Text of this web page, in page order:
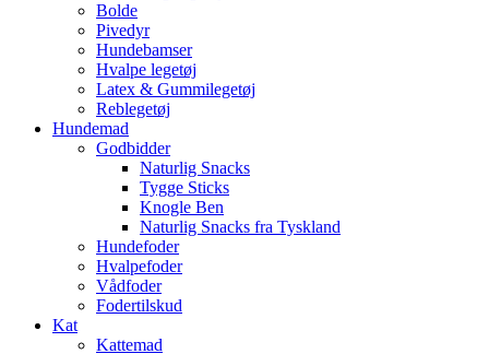
Bolde
Pivedyr
Hundebamser
Hvalpe legetøj
Latex & Gummilegetøj
Reblegetøj
Hundemad
Godbidder
Naturlig Snacks
Tygge Sticks
Knogle Ben
Naturlig Snacks fra Tyskland
Hundefoder
Hvalpefoder
Vådfoder
Fodertilskud
Kat
Kattemad